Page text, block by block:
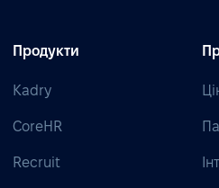
Продукти
Kadry
CoreHR
Recruit